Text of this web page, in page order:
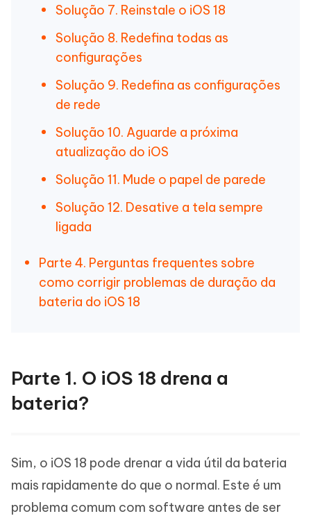
Solução 7. Reinstale o iOS 18
Solução 8. Redefina todas as
configurações
Solução 9. Redefina as configurações
de rede
Solução 10. Aguarde a próxima
atualização do iOS
Solução 11. Mude o papel de parede
Solução 12. Desative a tela sempre
ligada
Parte 4. Perguntas frequentes sobre
como corrigir problemas de duração da
bateria do iOS 18
Parte 1. O iOS 18 drena a
bateria?
Sim, o iOS 18 pode drenar a vida útil da bateria
mais rapidamente do que o normal. Este é um
problema comum com software antes de ser